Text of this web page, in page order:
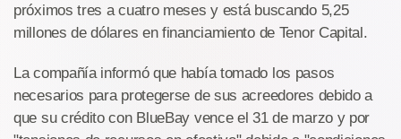
próximos tres a cuatro meses y está buscando 5,25
millones de dólares en financiamiento de Tenor Capital.
La compañía informó que había tomado los pasos
necesarios para protegerse de sus acreedores debido a
que su crédito con BlueBay vence el 31 de marzo y por